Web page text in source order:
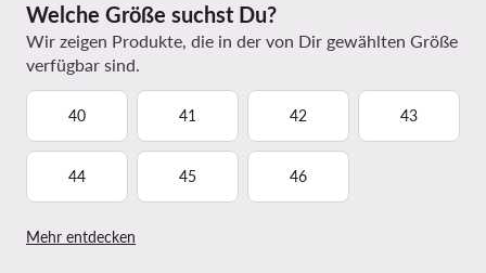
Welche Größe suchst Du?
Wir zeigen Produkte, die in der von Dir gewählten Größe
verfügbar sind.
40 41 42 43
44 45 46
Mehr entdecken